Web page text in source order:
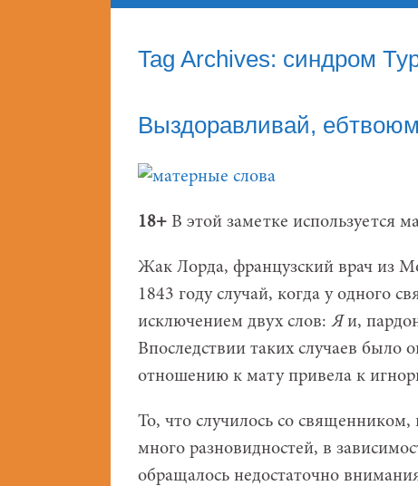
Tag Archives: синдром
Выздоравливай,
18+ В этой заметке используется
Жак Лорда, французский врач из
1843 году случай, когда у одного
исключением двух слов: Яи,
Впоследствии таких случаев было
отношению к мату привела к
То, что случилось со священником,
много разновидностей, в
обращалось недостаточно